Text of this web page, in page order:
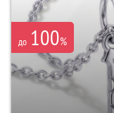
до 100%